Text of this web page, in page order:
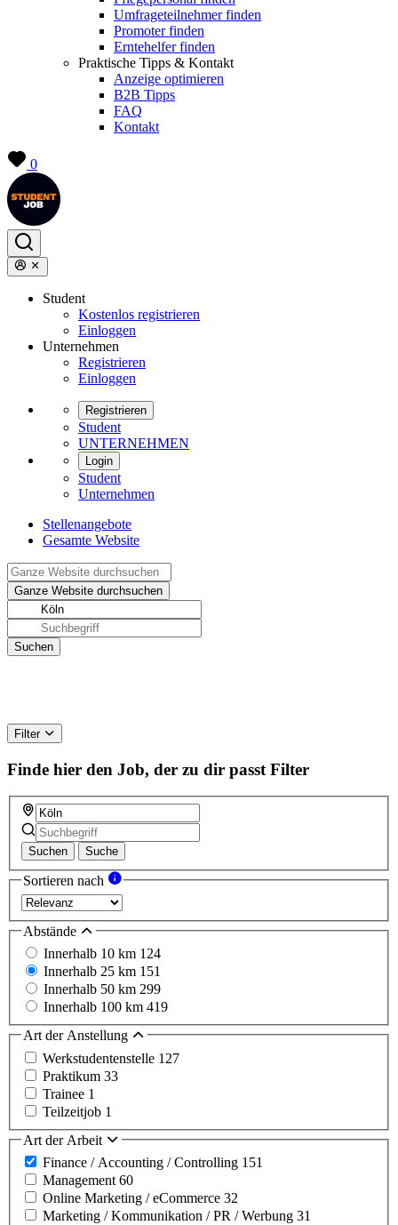
Umfrageteilnehmer finden
Promoter finden
Erntehelfer finden
Praktische Tipps & Kontakt
Anzeige optimieren
B2B Tipps
FAQ
Kontakt
0
Student
Kostenlos registrieren
Einloggen
Unternehmen
Registrieren
Einloggen
Registrieren
Student
UNTERNEHMEN
Login
Student
Unternehmen
Stellenangebote
Gesamte Website
Filter
Finde hier den Job, der zu dir passt Filter
Suchen Suche
Sortieren nach
Abstände
Innerhalb 10 km 124
Innerhalb 25 km 151
Innerhalb 50 km 299
Innerhalb 100 km 419
Art der Anstellung
Werkstudentenstelle 127
Praktikum 33
Trainee 1
Teilzeitjob 1
Art der Arbeit
Finance / Accounting / Controlling 151
Management60
Online Marketing / eCommerce 32
Marketing / Kommunikation / PR / Werbung 31